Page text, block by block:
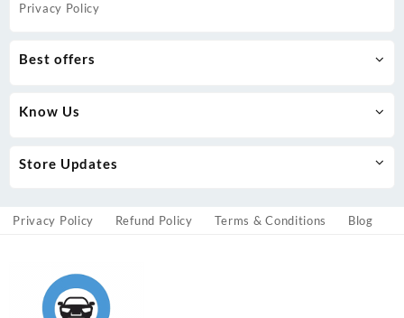
Privacy Policy
Best offers
Know Us
Store Updates
Privacy Policy Refund Policy Terms & Conditions Blog